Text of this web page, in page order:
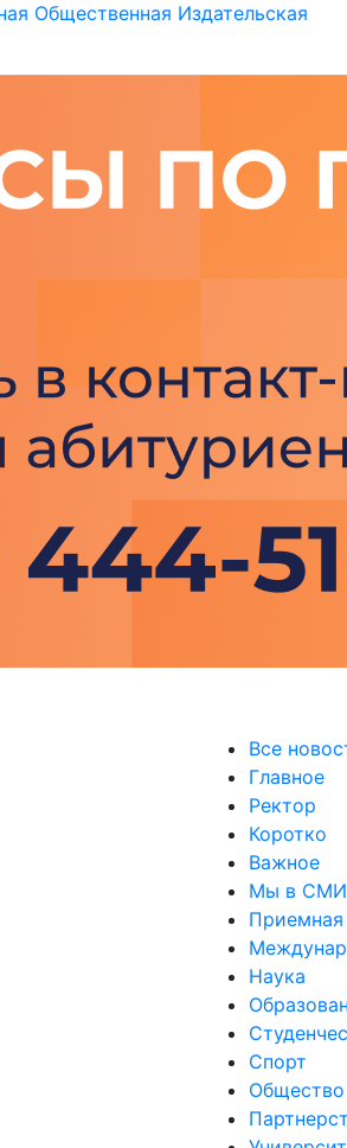
Общественная Издательская
Все
Главное
Ректор
Коротко
Важное
Мы в СМИ
Наука
Спорт
Общество